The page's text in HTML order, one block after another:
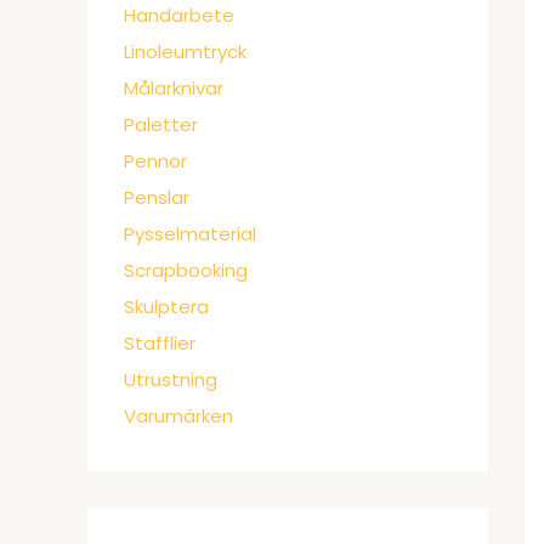
Handarbete
Linoleumtryck
Målarknivar
Paletter
Pennor
Penslar
Pysselmaterial
Scrapbooking
Skulptera
Stafflier
Utrustning
Varumärken